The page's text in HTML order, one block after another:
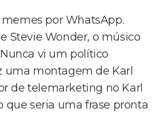
por WhatsApp.
Stevie Wonder, o músico
vi um político
uma montagem de Karl
de telemarketing no Karl
que seria uma frase pronta